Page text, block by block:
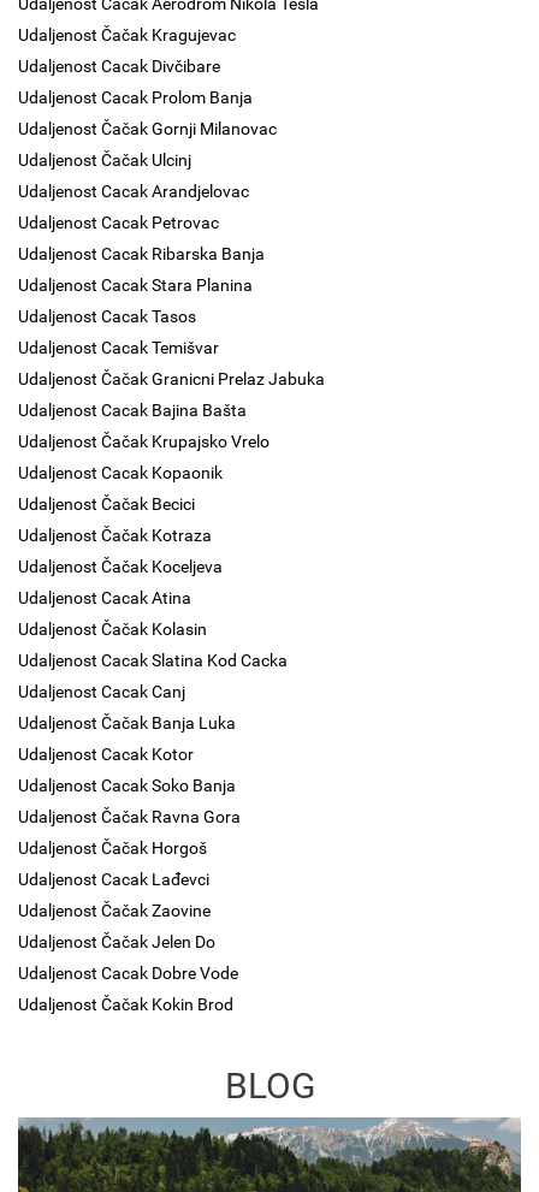
Udaljenost Čačak Kragujevac
Udaljenost Cacak Divčibare
Udaljenost Cacak Prolom Banja
Udaljenost Čačak Gornji Milanovac
Udaljenost Čačak Ulcinj
Udaljenost Cacak Arandjelovac
Udaljenost Cacak Petrovac
Udaljenost Cacak Ribarska Banja
Udaljenost Cacak Stara Planina
Udaljenost Cacak Tasos
Udaljenost Cacak Temišvar
Udaljenost Čačak Granicni Prelaz Jabuka
Udaljenost Cacak Bajina Bašta
Udaljenost Čačak Krupajsko Vrelo
Udaljenost Cacak Kopaonik
Udaljenost Čačak Becici
Udaljenost Čačak Kotraza
Udaljenost Čačak Koceljeva
Udaljenost Cacak Atina
Udaljenost Čačak Kolasin
Udaljenost Cacak Slatina Kod Cacka
Udaljenost Cacak Canj
Udaljenost Čačak Banja Luka
Udaljenost Cacak Kotor
Udaljenost Cacak Soko Banja
Udaljenost Čačak Ravna Gora
Udaljenost Čačak Horgoš
Udaljenost Cacak Lađevci
Udaljenost Čačak Zaovine
Udaljenost Čačak Jelen Do
Udaljenost Cacak Dobre Vode
Udaljenost Čačak Kokin Brod
BLOG